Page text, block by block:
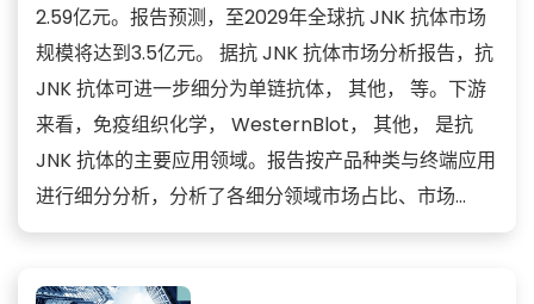
2.59亿元。报告预测，至2029年全球抗 JNK 抗体市场
规模将达到3.5亿元。 据抗 JNK 抗体市场分析报告，抗
JNK 抗体可进一步细分为单链抗体， 其他， 等。下游
来看，免疫组织化学， WesternBlot， 其他， 是抗
JNK 抗体的主要应用领域。报告按产品种类与终端应用
进行细分分析，分析了各细分领域市场占比、市场...